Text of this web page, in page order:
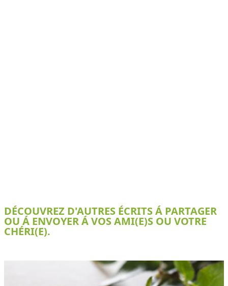
DÉCOUVREZ D'AUTRES ÉCRITS Á PARTAGER
OU Á ENVOYER Á VOS AMI(E)S OU VOTRE
CHÉRI(E).